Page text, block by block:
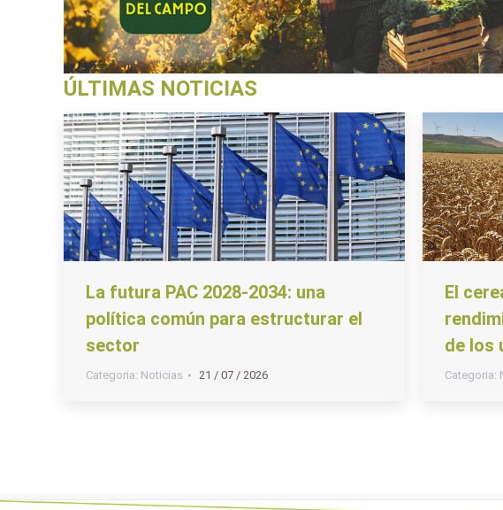
ÚLTIMAS NOTICIAS
La futura PAC 2028-2034: una
política común para estructurar el
sector
Categoria: Noticias 21 / 07 / 2026
El
de los
Categoria: